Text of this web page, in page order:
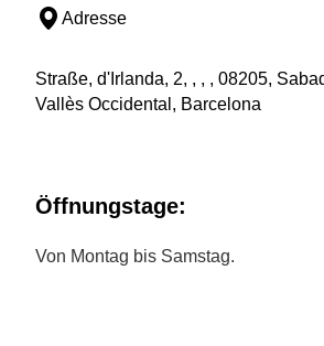
Adresse
Straße, d'Irlanda, 2, , , , 08205,
Vallès Occidental, Barcelona
Öffnungstage:
Von Montag bis Samstag.